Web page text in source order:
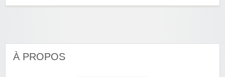
À PROPOS